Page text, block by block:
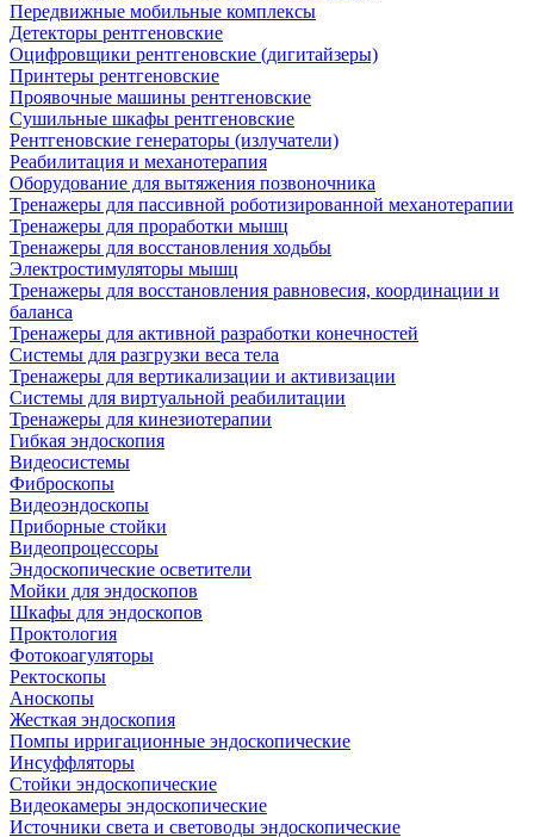
Передвижные мобильные комплексы
Детекторы рентгеновские
Оцифровщики рентгеновские (дигитайзеры)
Принтеры рентгеновские
Проявочные машины рентгеновские
Сушильные шкафы рентгеновские
Рентгеновские генераторы (излучатели)
Реабилитация и механотерапия
Оборудование для вытяжения позвоночника
Тренажеры для пассивной роботизированной механотерапии
Тренажеры для проработки мышц
Тренажеры для восстановления ходьбы
Электростимуляторы мышц
Тренажеры для восстановления равновесия, координации и
баланса
Тренажеры для активной разработки конечностей
Системы для разгрузки веса тела
Тренажеры для вертикализации и активизации
Системы для виртуальной реабилитации
Тренажеры для кинезиотерапии
Гибкая эндоскопия
Видеосистемы
Фиброскопы
Видеоэндоскопы
Приборные стойки
Видеопроцессоры
Эндоскопические осветители
Мойки для эндоскопов
Шкафы для эндоскопов
Проктология
Фотокоагуляторы
Ректоскопы
Аноскопы
Жесткая эндоскопия
Помпы ирригационные эндоскопические
Инсуффляторы
Стойки эндоскопические
Видеокамеры эндоскопические
Источники света и световоды эндоскопические